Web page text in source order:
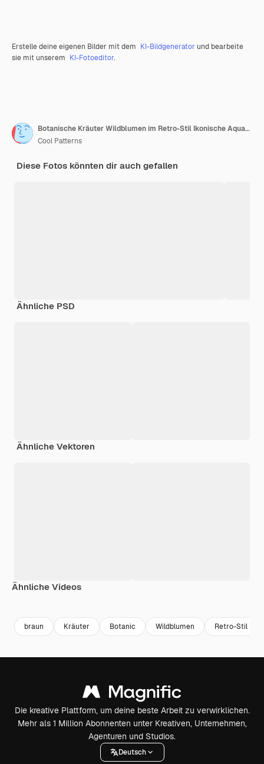
Erstelle deine eigenen Bilder mit dem KI-Bildgenerator und bearbeite
sie mit unserem KI-Fotoeditor.
Botanische Kräuter Wildblumen im Retro-Stil Ikonische Aquarell-Illustration von Wildblumen mit losem P
Cool Patterns
Diese Fotos könnten dir auch gefallen
Ähnliche PSD
Ähnliche Vektoren
Ähnliche Videos
braun Kräuter Botanic Wildblumen Retro-Stil
Die kreative Plattform, um deine beste Arbeit zu verwirklichen.
Mehr als 1 Million Abonnenten unter Kreativen, Unternehmen,
Agenturen und Studios.
Deutsch